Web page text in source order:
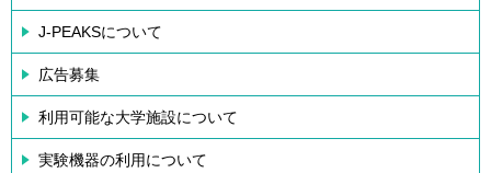
J-PEAKSについて
広告募集
利用可能な大学施設について
実験機器の利用について